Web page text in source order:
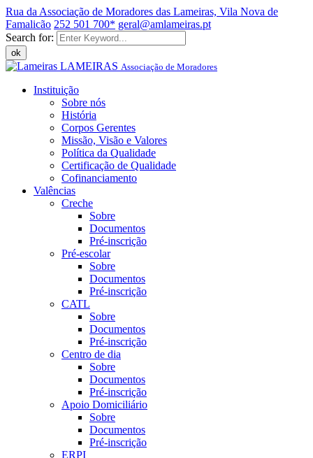
Rua da Associação de Moradores das Lameiras, Vila Nova de
Famalicão 252 501 700* geral@amlameiras.pt
Search for:
ok
LAMEIRAS Associação de Moradores
Instituição
Sobre nós
História
Corpos Gerentes
Missão, Visão e Valores
Política da Qualidade
Certificação de Qualidade
Cofinanciamento
Valências
Creche
Sobre
Documentos
Pré-inscrição
Pré-escolar
Sobre
Documentos
Pré-inscrição
CATL
Sobre
Documentos
Pré-inscrição
Centro de dia
Sobre
Documentos
Pré-inscrição
Apoio Domiciliário
Sobre
Documentos
Pré-inscrição
ERPI